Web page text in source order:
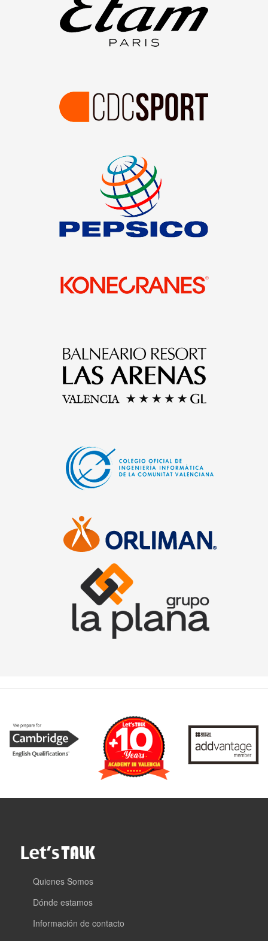
Quienes Somos
Dónde estamos
Información de contacto